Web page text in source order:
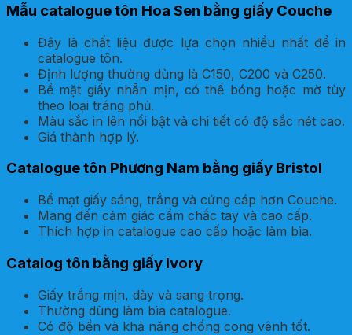
Mẫu catalogue tôn Hoa Sen bằng giấy Couche
Đây là chất liệu được lựa chọn nhiều nhất để in
catalogue tôn.
Định lượng thường dùng là C150, C200 và C250.
Bề mặt giấy nhẵn mịn, có thể bóng hoặc mờ tùy
theo loại tráng phủ.
Màu sắc in lên nổi bật và chi tiết có độ sắc nét cao.
Giá thành hợp lý.
Catalogue tôn Phương Nam bằng giấy Bristol
Bề mạt giấy sáng, trắng và cứng cáp hơn Couche.
Mang đến cảm giác cầm chắc tay và cao cấp.
Thích hợp in catalogue cao cấp hoặc làm bìa.
Catalog tôn bằng giấy Ivory
Giấy trắng mịn, dày và sang trọng.
Thường dùng làm bìa catalogue.
Có độ bền và khả năng chống cong vênh tốt.